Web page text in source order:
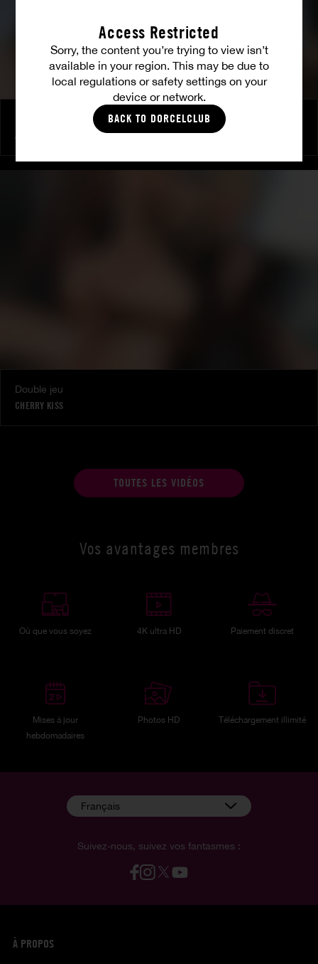
Access Restricted
Sorry, the content you’re trying to view isn’t
available in your region. This may be due to
local regulations or safety settings on your
device or network.
BACK TO DORCELCLUB
Pulsion de partage
ANISSA KATE
Double jeu
CHERRY KISS
TOUTES LES VIDÉOS
Vos avantages membres
Où que vous soyez 4K ultra HD Paiement discret
Mises à jour
hebdomadaires
Photos HD Téléchargement illimité
Suivez-nous, suivez vos fantasmes :
Français
À PROPOS